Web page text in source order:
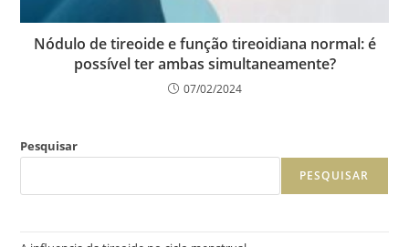
Nódulo de tireoide e função tireoidiana normal: é
possível ter ambas simultaneamente?
07/02/2024
Pesquisar
PESQUISAR